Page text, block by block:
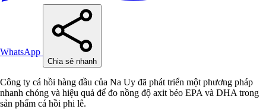
WhatsApp
Chia sẻ nhanh
Công ty cá hồi hàng đầu của Na Uy đã phát triển một phương pháp
nhanh chóng và hiệu quả để đo nồng độ axit béo EPA và DHA trong
sản phẩm cá hồi phi lê.